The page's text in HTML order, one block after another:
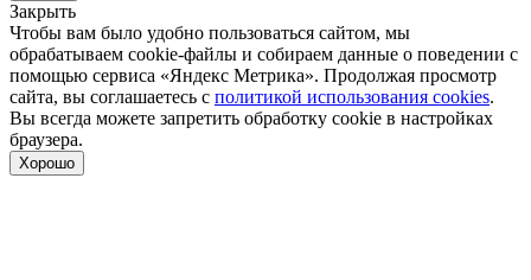
Закрыть
Чтобы вам было удобно пользоваться сайтом, мы
обрабатываем cookie-файлы и собираем данные о поведении с
помощью сервиса «Яндекс Метрика». Продолжая просмотр
сайта, вы соглашаетесь с политикой использования cookies.
Вы всегда можете запретить обработку cookie в настройках
браузера.
Хорошо